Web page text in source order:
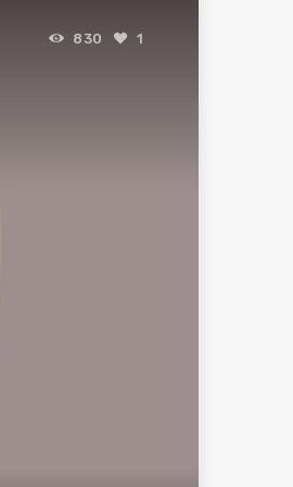
830 1